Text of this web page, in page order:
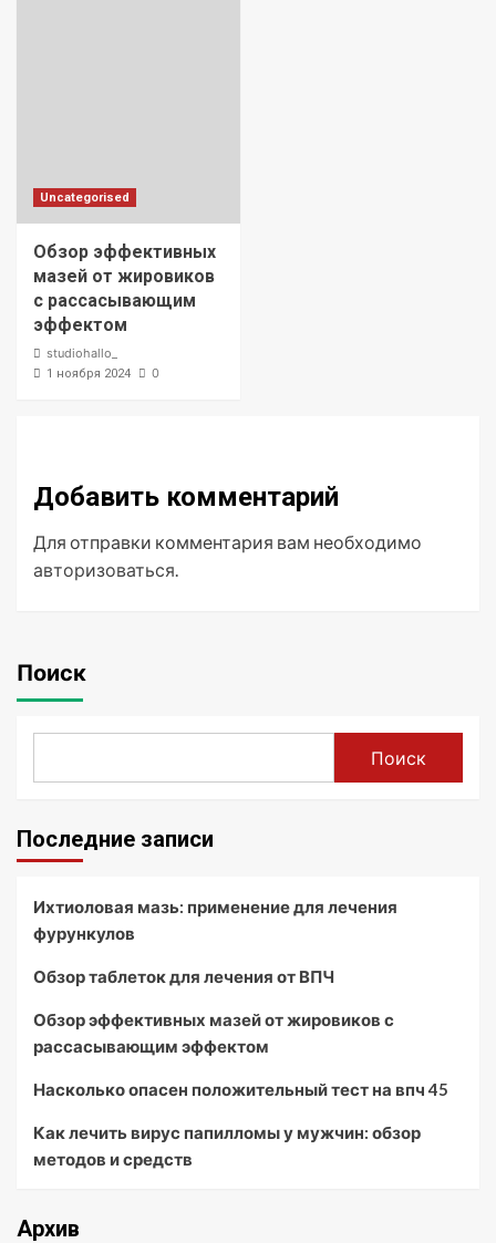
Uncategorised
Обзор эффективных
мазей от жировиков
с рассасывающим
эффектом
studiohallo_
1 ноября 2024 0
Добавить комментарий
Для отправки комментария вам необходимо
авторизоваться.
Поиск
Поиск
Последние записи
Ихтиоловая мазь: применение для лечения
фурункулов
Обзор таблеток для лечения от ВПЧ
Обзор эффективных мазей от жировиков с
рассасывающим эффектом
Насколько опасен положительный тест на впч 45
Как лечить вирус папилломы у мужчин: обзор
методов и средств
Архив